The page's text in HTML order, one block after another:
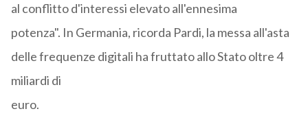
al conflitto d'interessi elevato all'ennesima
potenza". In Germania, ricorda Pardi, la messa all'asta
delle frequenze digitali ha fruttato allo Stato oltre 4
miliardi di
euro.